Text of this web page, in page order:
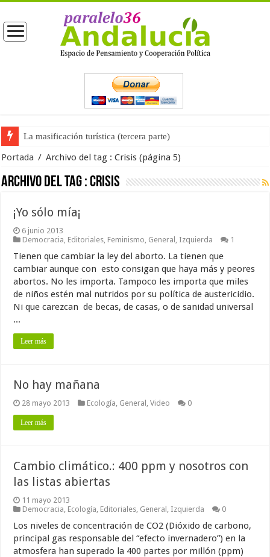
La masificación turística (tercera parte)
La opinión pública ante las próximas elecciones generales
Portada / Archivo del tag :Crisis (página 5)
Archivo del tag :Crisis
¡Yo sólo mía¡
6 junio 2013
Democracia, Editoriales, Feminismo, General , Izquierda 1
Tienen que cambiar la ley del aborto. La tienen que
cambiar aunque con esto consigan que haya más y peores
abortos. No les importa. Tampoco les importa que miles
de niños estén mal nutridos por su política de austericidio.
Ni que carezcan de becas, de casas, o de sanidad universal
...
Leer más
No hay mañana
28 mayo 2013 Ecología, General ,Video 0
Leer más
Cambio climático.: 400 ppm y nosotros con
las listas abiertas
11 mayo 2013
Democracia, Ecología, Editoriales, General , Izquierda 0
Los niveles de concentración de CO2 (Dióxido de carbono,
principal gas responsable del “efecto invernadero”) en la
atmosfera han superado la 400 partes por millón (ppm)